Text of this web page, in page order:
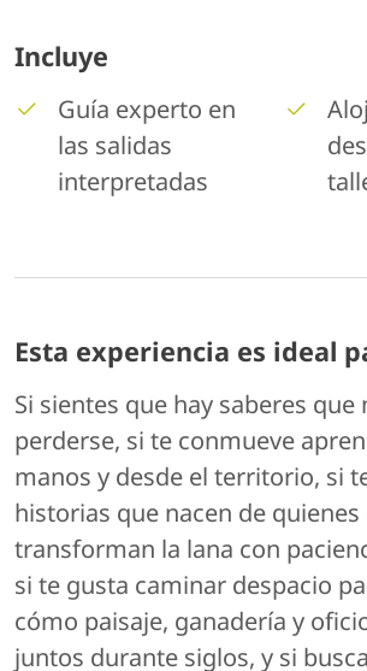
Incluye
Guía experto en
las salidas
interpretadas
Esta experiencia es ideal
Si sientes que hay saberes que
perderse, si te conmueve
manos y desde el territorio, si
historias que nacen de quienes
transforman la lana con
si te gusta caminar despacio
cómo paisaje, ganadería y
juntos durante siglos, y si